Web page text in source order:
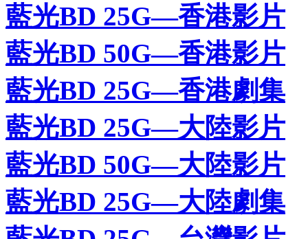
藍光BD 25G—香港影片
藍光BD 50G—香港影片
藍光BD 25G—香港劇集
藍光BD 25G—大陸影片
藍光BD 50G—大陸影片
藍光BD 25G—大陸劇集